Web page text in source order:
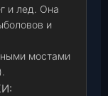
и лед. Она
и
мостами